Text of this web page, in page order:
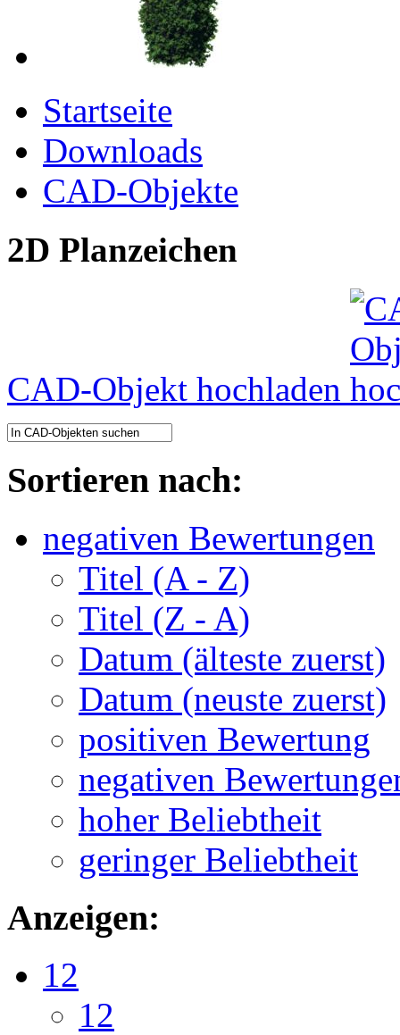
Startseite
Downloads
CAD-Objekte
2D Planzeichen
CAD-Objekt hochladen
Sortieren nach:
negativen Bewertungen
Titel (A - Z)
Titel (Z - A)
Datum (älteste zuerst)
Datum (neuste zuerst)
positiven Bewertung
negativen
hoher Beliebtheit
geringer Beliebtheit
Anzeigen:
12
12